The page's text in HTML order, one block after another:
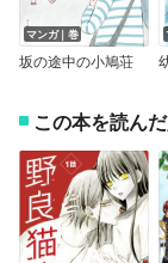
マンガ｜巻
坂の途中の小鳩荘
この本を読ん